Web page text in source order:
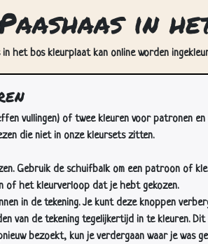
in
het bos kleurplaat kan online worden
vullingen) of twee kleuren voor patronen en
die niet in onze kleursets zitten.
Gebruik de schuifbalk om een patroon of
of het kleurverloop dat je hebt gekozen.
in de tekening. Je kunt deze knoppen
van de tekening tegelijkertijd in te kleuren. Dit
bezoekt, kun je verdergaan waar je was